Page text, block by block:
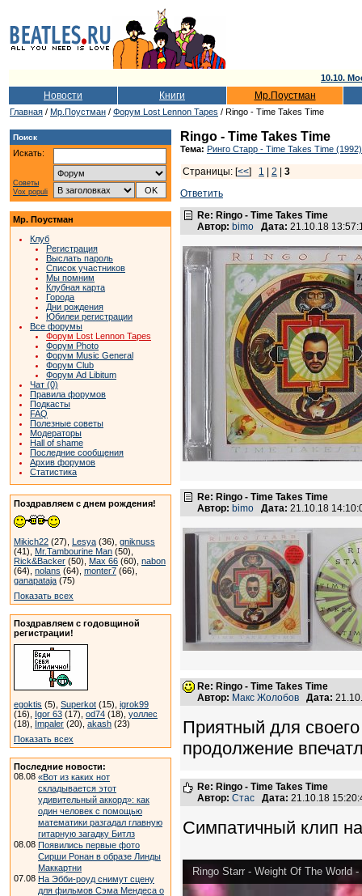
10.10.
Новости Книги Мр.Поустман
Главная / Мр.Поустман / Форум Lost Lennon Tapes / Ringo - Time Takes Time
Поиск
Искать:
Советы
Vox populi
Мр. Поустман
Клуб
Регистрация
Выслать пароль
Список участников
Мы помним
Клубная карта
Города
Дни рождения
Юбилеи регистрации
Все форумы
Форум Lost Lennon Tapes
Форум Photo
Форум Music General
Форум Club
Форум Ad Libitum
Чат (0)
Правила форумов
Подкасты
FAQ
Полезные советы
Модераторы
Hall of shame
Последние сообщения
Архив форумов
Статистика
Поздравляем с днем рождения!
Mikich22 (27), Lesya (36), gniknuss
(41), Mr.Tambourine Man (50),
Rick&Backer (50), Max 66 (60), nabon
(64), nolans (64), monter7 (66),
ganapataja (75)
Показать всех
Поздравляем с годовщиной
регистрации!
egoktis (5), Superkot (15), igrok99
(16), Igor 63 (17), od74 (18), уоллес
(18), Impaler (20), akash (23)
Показать всех
Последние новости:
08.08 «Вот из каких нот
складывается этот
удивительный аккорд»: как
один человек с помощью
математики разгадал главную
гитарную загадку Битлз
08.08 Появились первые фото
Сирши Ронан в образе Линды
Маккартни
07.08 На Эбби-роуд снимут сцену
для фильмов Сэма Мендеса о
Ringo - Time Takes Time
Тема: Ринго Старр - Time Takes Time (1992)
Страницы: [<<] 1 2
3
Ответить
Re: Ringo - Time Takes Time
Автор: bimo Дата: 21.10.18
Re: Ringo - Time Takes Time
Автор: bimo Дата: 21.10.18
Re: Ringo - Time Takes Time
Автор: Макс Жолобов Дата:
Приятный для
продолжение
Re: Ringo - Time Takes Time
Автор: Стас Дата: 21.10.18
Симпатичный клип
Ringo Starr - Weight Of The World -